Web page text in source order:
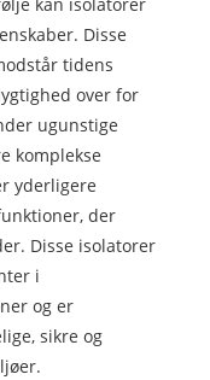
Disse
tidens
over for
ugunstige
komplekse
yderligere
der
Disse isolatorer
i
og er
sikre og